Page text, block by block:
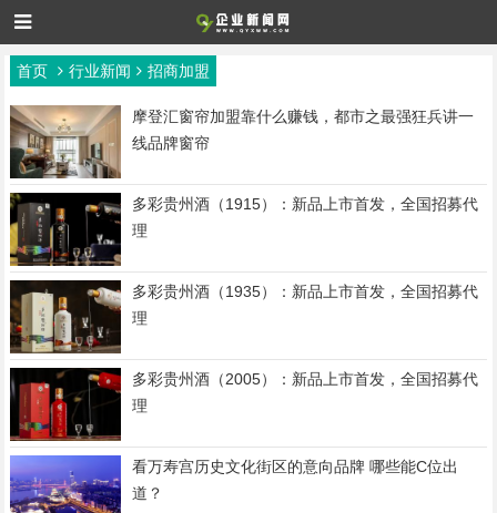
首页 行业新闻 招商加盟
摩登汇窗帘加盟靠什么赚钱，都市之最强狂兵讲一
线品牌窗帘
多彩贵州酒（1915）：新品上市首发，全国招募代
理
多彩贵州酒（1935）：新品上市首发，全国招募代
理
多彩贵州酒（2005）：新品上市首发，全国招募代
理
看万寿宫历史文化街区的意向品牌 哪些能C位出
道？